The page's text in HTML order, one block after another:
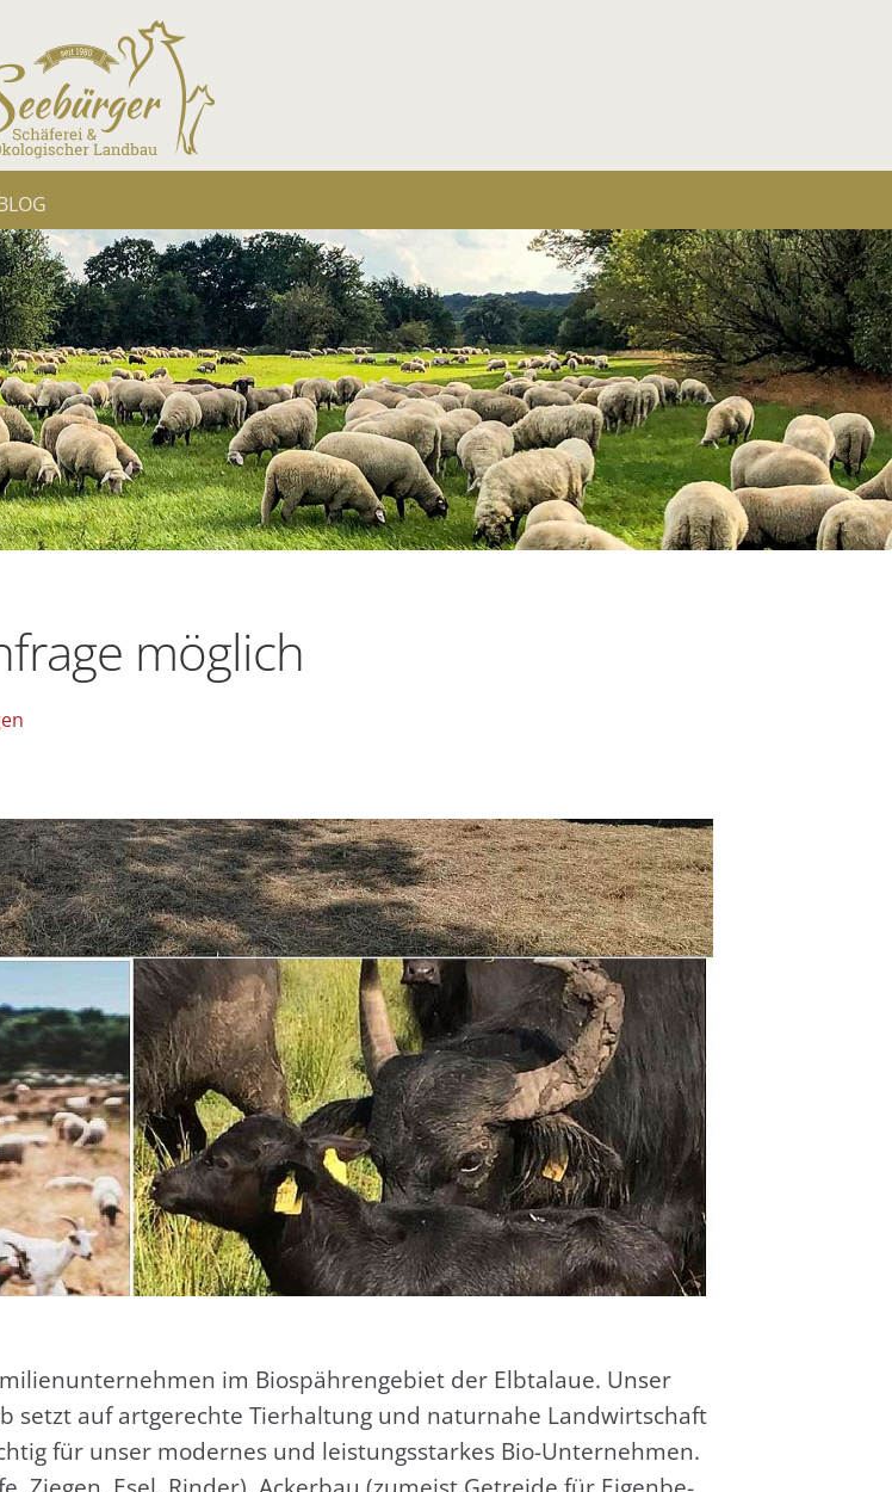
mög­lich
im Biospäh­ren­ge­biet der Elb­tal­aue. Unser
setzt auf art­ge­rech­te Tier­hal­tung und natur­na­he Land­wirt­schaft
für unser moder­nes und leis­tungs­star­kes Bio-Unter­neh­men.